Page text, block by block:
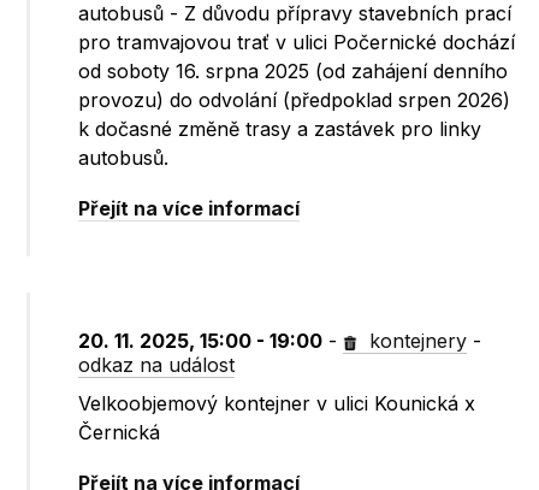
autobusů - Z důvodu přípravy stavebních prací
pro tramvajovou trať v ulici Počernické dochází
od soboty 16. srpna 2025 (od zahájení denního
provozu) do odvolání (předpoklad srpen 2026)
k dočasné změně trasy a zastávek pro linky
autobusů.
Přejít na více informací
20. 11. 2025, 15:00 - 19:00 - kontejnery -
odkaz na událost
Velkoobjemový kontejner v ulici Kounická x
Černická
Přejít na více informací